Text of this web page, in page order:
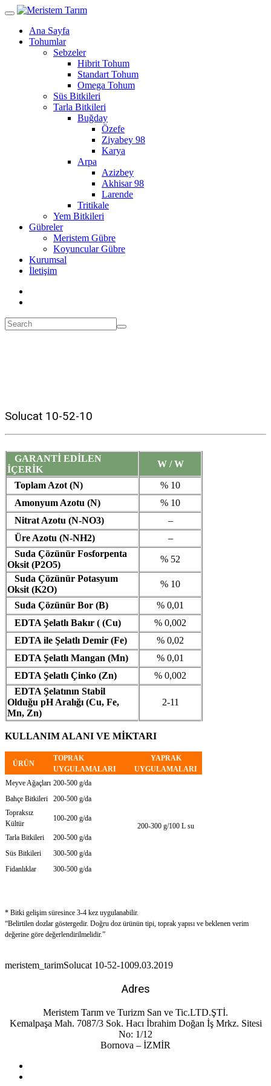
Ana Sayfa
Tohumlar
Sebzeler
Hibrit Tohum
Standart Tohum
Omega Tohum
Süs Bitkileri
Tarla Bitkileri
Buğday
Özefe
Ziyabey 98
Karya
Arpa
Azizbey
Akhisar 98
Larende
Tritikale
Yem Bitkileri
Gübreler
Meristem Gübre
Koyuncular Gübre
Kurumsal
İletişim
Solucat 10-52-10
GARANTİ EDİLEN
İÇERİK
W / W
Toplam Azot (N)
% 10
Amonyum Azotu (N)
% 10
Nitrat Azotu (N-NO3)
–
Üre Azotu (N-NH2)
–
Suda Çözünür Fosforpenta
Oksit (P2O5)
% 52
Suda Çözünür Potasyum
Oksit (K2O)
% 10
Suda Çözünür Bor (B)
% 0,01
EDTA Şelatlı Bakır ( (Cu)
% 0,002
EDTA ile Şelatlı Demir (Fe)
% 0,02
EDTA Şelatlı Mangan (Mn)
% 0,01
EDTA Şelatlı Çinko (Zn)
% 0,002
EDTA Şelatının Stabil
Olduğu pH Aralığı (Cu, Fe,
Mn, Zn)
2-11
KULLANIM ALANI VE MİKTARI
ÜRÜN
TOPRAK
UYGULAMALARI
YAPRAK
UYGULAMALARI
Meyve Ağaçları 200-500 g/da
200-300 g/100 L su
Bahçe Bitkileri
200-500 g/da
Topraksız
Kültür
100-200 g/da
Tarla Bitkileri
200-500 g/da
Süs Bitkileri
300-500 g/da
Fidanlıklar
300-500 g/da
* Bitki gelişim süresince 3-4 kez uygulanabilir.
“Belirtilen dozlar göstergedir. Doğru doz ürünün tipi, toprak yapısı ve beklenen verim
değerine göre değerlendirilmelidir.”
meristem_tarimSolucat 10-52-1009.03.2019
Adres
Meristem Tarım ve Turizm San ve Tic.LTD.ŞTİ.
Kemalpaşa Mah. 7087/3 Sok. Hacı İbrahim Doğan İş Mrkz. Sitesi
No: 1/12
Bornova – İZMİR